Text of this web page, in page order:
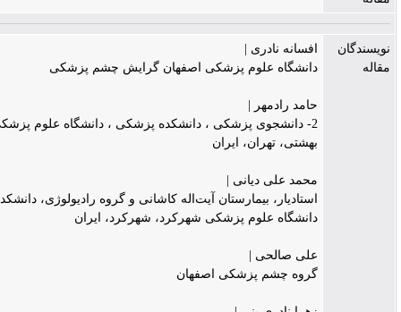
افسانه نادری |
دانشگاه علوم پزشکی اصفهان گرایش چشم پزشکی
2- دانشجوی پزشکی ، دانشکده پزشکی ، دانشگاه علوم پزشکی شهید
بهشتی، تهران، ایران
محمد علی دیانی |
استادیار، بیمارستان آیت‌اله کاشانی و گروه رادیولوژی، دانشکده‌ی پزشکی،
دانشگاه علوم پزشکی شهرکرد، شهرکرد، ایران
گروه چشم پزشکی اصفهان